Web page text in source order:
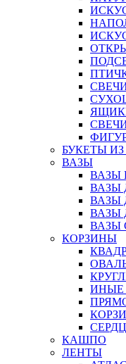
БУКЕТЫ
ВАЗЫ
ВАЗЫ
ВАЗЫ
ВАЗЫ
ВАЗЫ
ВАЗЫ
КОРЗИНЫ
КАШПО
ЛЕНТЫ